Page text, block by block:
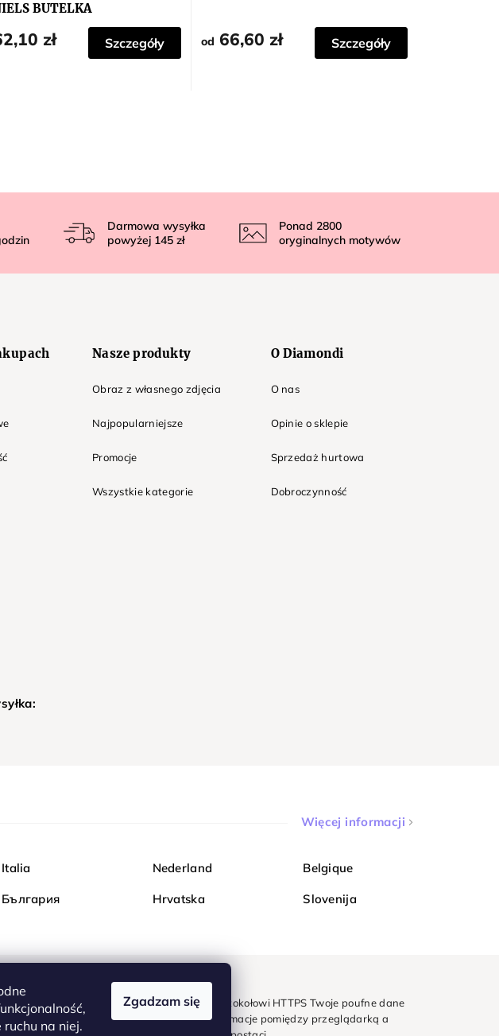
na niej.
Zgadzam się
BUTELKA
zł Szczegóły od 66,60 zł Szczegóły
Darmowa wysyłka
powyżej 145 zł
Ponad 2800
oryginalnych motywów
Nasze produkty
Obraz z własnego zdjęcia
Najpopularniejsze
Promocje
Wszystkie kategorie
O Diamondi
O nas
Opinie o sklepie
Sprzedaż hurtowa
Dobroczynność
Więcej informacji
Italia Nederland Belgique
България Hrvatska Slovenija
Kupuj bezpiecznie w Diamondi. Dzięki protokołowi HTTPS Twoje poufne dane
są całkowicie bezpieczne - wszystkie informacje pomiędzy przeglądarką a